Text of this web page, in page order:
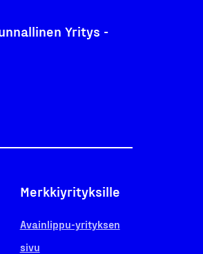
Yritys -
Merkkiyrityksille
Avainlippu-yrityksen
sivu